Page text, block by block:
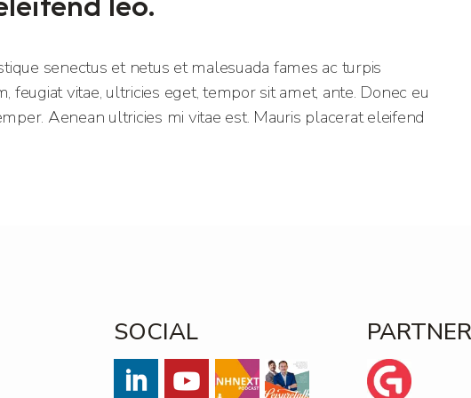
senectus et netus et malesuada fames ac turpis
feugiat vitae, ultricies eget, tempor sit amet, ante. Donec eu
Aenean ultricies mi vitae est. Mauris placerat eleifend
SOCIAL PARTNER